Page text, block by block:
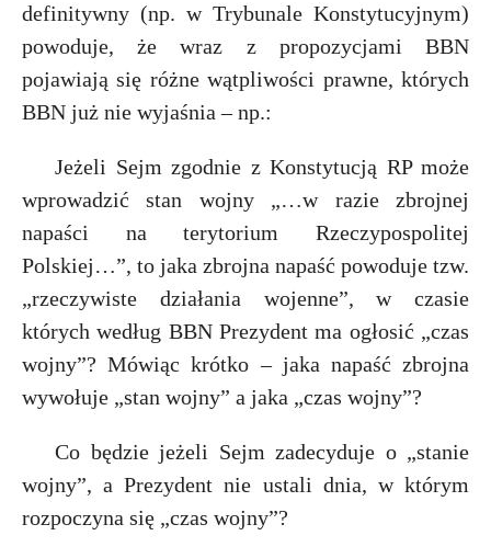
definitywny (np. w Trybunale Konstytucyjnym)
powoduje, że wraz z propozycjami BBN
pojawiają się różne wątpliwości prawne, których
BBN już nie wyjaśnia – np.:
Jeżeli Sejm zgodnie z Konstytucją RP może
wprowadzić stan wojny „…w razie zbrojnej
napaści na terytorium Rzeczypospolitej
Polskiej…”, to jaka zbrojna napaść powoduje tzw.
„rzeczywiste działania wojenne”, w czasie
których według BBN Prezydent ma ogłosić „czas
wojny”? Mówiąc krótko – jaka napaść zbrojna
wywołuje „stan wojny” a jaka „czas wojny”?
Co będzie jeżeli Sejm zadecyduje o „stanie
wojny”, a Prezydent nie ustali dnia, w którym
rozpoczyna się „czas wojny”?